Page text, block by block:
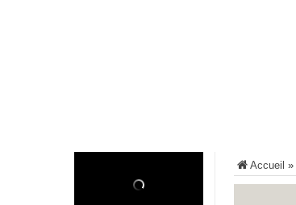
Accueil »